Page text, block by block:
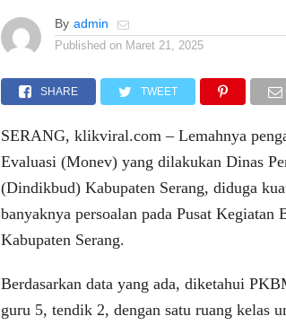
By admin
Published on Maret 21, 2025
SHARE TWEET
SERANG, klikviral.com – Lemahnya
Evaluasi (Monev) yang dilakukan Dinas
(Dindikbud) Kabupaten Serang, diduga
banyaknya persoalan pada Pusat
Kabupaten Serang.
Berdasarkan data yang ada, diketahui
guru 5, tendik 2, dengan satu ruang kelas